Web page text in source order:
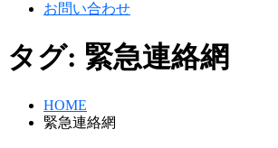
お問い合わせ
タグ: 緊急連絡網
HOME
緊急連絡網